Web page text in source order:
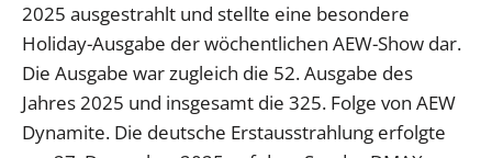
2025 ausgestrahlt und stellte eine besondere
Holiday-Ausgabe der wöchentlichen AEW-Show dar.
Die Ausgabe war zugleich die 52. Ausgabe des
Jahres 2025 und insgesamt die 325. Folge von AEW
Dynamite. Die deutsche Erstausstrahlung erfolgte